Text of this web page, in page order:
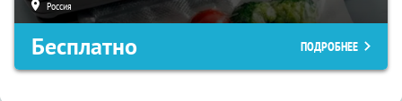
Россия
Бесплатно ПОДРОБНЕЕ